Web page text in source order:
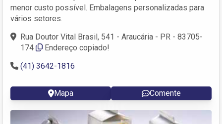
menor custo possível. Embalagens personalizadas para
vários setores.
Rua Doutor Vital Brasil, 541 - Araucária - PR - 83705-
174
Endereço copiado!
(41) 3642-1816
Mapa Comente